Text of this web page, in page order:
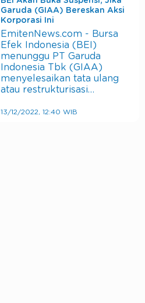
Garuda (GIAA) Bereskan Aksi
Korporasi Ini
EmitenNews.com - Bursa
Efek Indonesia (BEI)
menunggu PT Garuda
Indonesia Tbk (GIAA)
menyelesaikan tata ulang
atau restrukturisasi…
13/12/2022, 12:40 WIB